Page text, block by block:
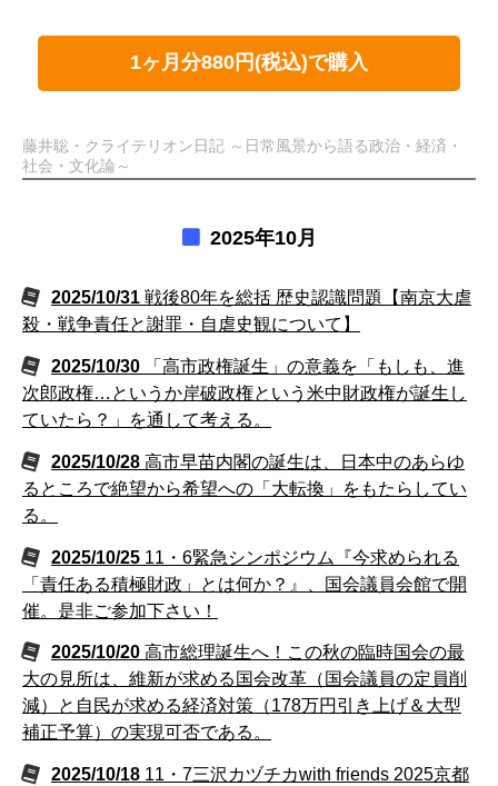
1ヶ月分880円(税込)で購入
藤井聡・クライテリオン日記 ～日常風景から語る政治・経済・
社会・文化論～
2025年10月
2025/10/31 戦後80年を総括 歴史認識問題【南京大虐
殺・戦争責任と謝罪・自虐史観について】
2025/10/30
「高市政権誕生」の意義を「もしも、進
次郎政権…というか岸破政権という米中財政権が誕生し
ていたら？」を通して考える。
2025/10/28 高市早苗内閣の誕生は、日本中のあらゆ
るところで絶望から希望への「大転換」をもたらしてい
る。
2025/10/25 11・6緊急シンポジウム『今求められる
「責任ある積極財政」とは何か？』、国会議員会館で開
催。是非ご参加下さい！
2025/10/20 高市総理誕生へ！この秋の臨時国会の最
大の見所は、維新が求める国会改革（国会議員の定員削
減）と自民が求める経済対策（178万円引き上げ＆大型
補正予算）の実現可否である。
2025/10/18 11・7三沢カヅチカwith friends 2025京都